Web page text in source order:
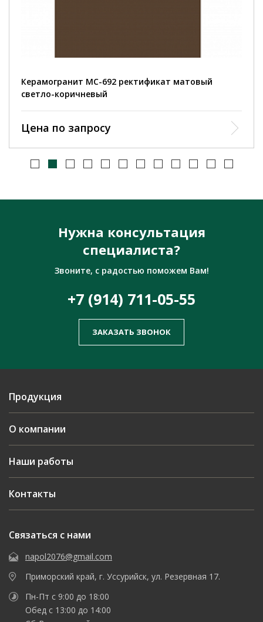
Керамогранит MC-692 ректификат матовый
светло-коричневый
Цена по запросу
Нужна консультация
специалиста?
Звоните, с радостью поможем Вам!
+7 (914) 711-05-55
ЗАКАЗАТЬ ЗВОНОК
Продукция
О компании
Наши работы
Контакты
Связаться с нами
napol2076@gmail.com
Приморский край, г. Уссурийск, ул. Резервная 17.
Пн-Пт с 9:00 до 18:00
Обед с 13:00 до 14:00